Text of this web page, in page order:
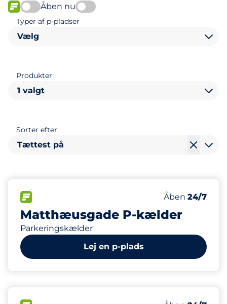
FLOW
Åben nu
Typer af p-pladser
Vælg
Produkter
1 valgt
Sorter efter
Tættest på
Matthæusgade P-kælder
Parkeringskælder
Antal
Antal pladser
126
Fredag
Åben 24/7
Lej en p-plads
61